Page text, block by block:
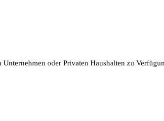
oder Privaten Haushalten zu